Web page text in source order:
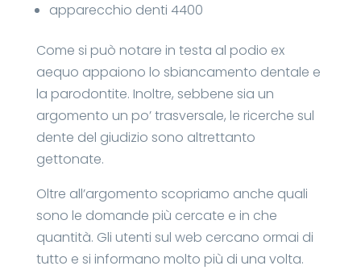
apparecchio denti 4400
Come si può notare in testa al podio ex
aequo appaiono lo sbiancamento dentale e
la parodontite. Inoltre, sebbene sia un
argomento un po’ trasversale, le ricerche sul
dente del giudizio sono altrettanto
gettonate.
Oltre all’argomento scopriamo anche quali
sono le domande più cercate e in che
quantità. Gli utenti sul web cercano ormai di
tutto e si informano molto più di una volta.